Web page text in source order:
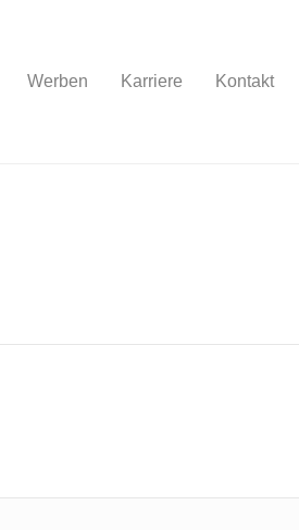
Werben Karriere Kontakt